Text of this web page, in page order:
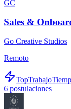
GC
Sales &
Go Creative Studios
Remoto
TopTrabajo
6 postulaciones